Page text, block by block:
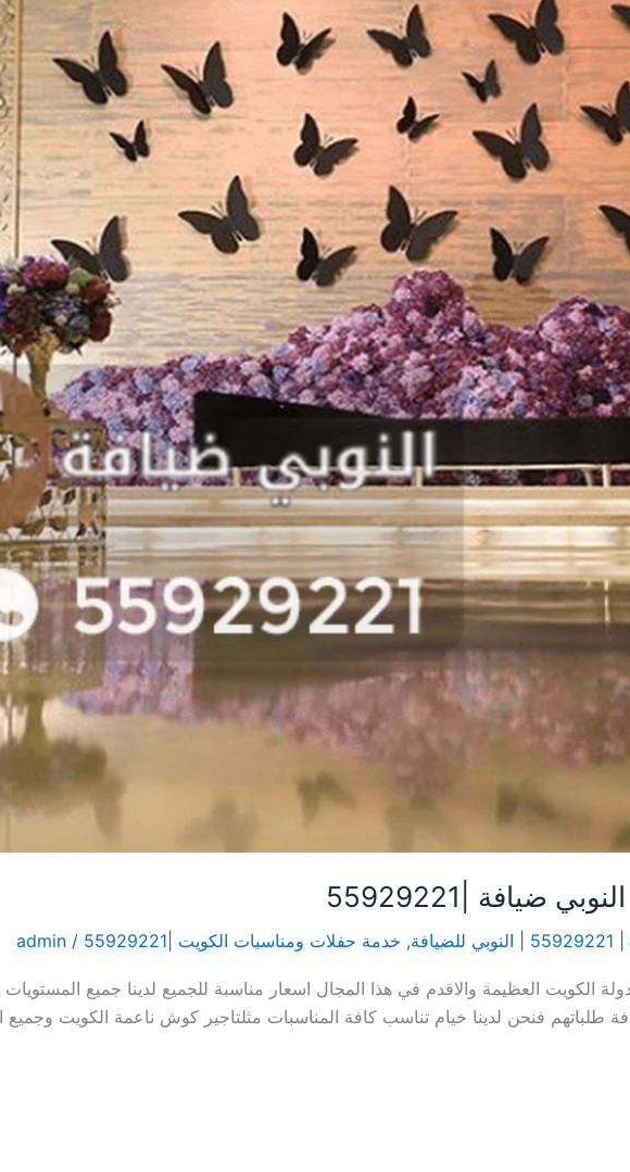
|55929221
, خدمة حفلات ومناسبات الكويت |55929221 /
admin
الكويت العظيمة والاقدم في هذا المجال اسعار مناسبة للجميع لدينا جميع
طلباتهم فنحن لدينا خيام تناسب كافة المناسبات مثلتاجير كوش ناعمة الكويت